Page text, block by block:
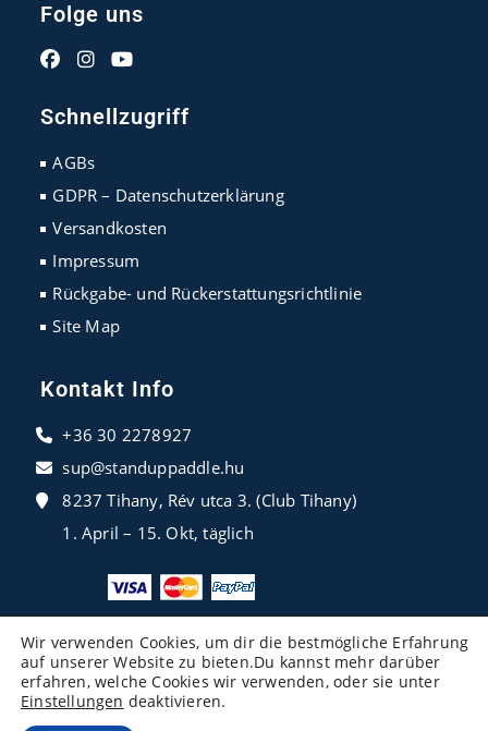
Folge uns
in
a
new
a
new
in
a
Schnellzugriff
AGBs
GDPR – Datenschutzerklärung
Versandkosten
Impressum
Rückgabe- und Rückerstattungsrichtlinie
Site Map
Kontakt Info
+36 30 2278927
sup@standuppaddle.hu
8237 Tihany, Rév utca 3. (Club Tihany)
1. April – 15. Okt, täglich
Wir verwenden Cookies, um dir die bestmögliche Erfahrung
auf unserer Website zu bieten.Du kannst mehr darüber
erfahren, welche Cookies wir verwenden, oder sie unter
Einstellungen deaktivieren.